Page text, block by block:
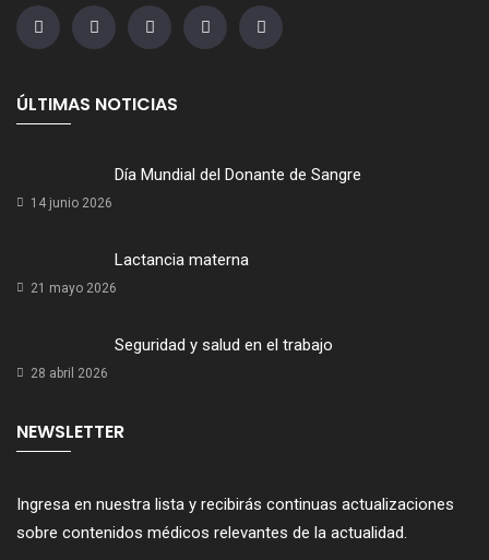
ÚLTIMAS NOTICIAS
Día Mundial del Donante de Sangre
14 junio 2026
Lactancia materna
21 mayo 2026
Seguridad y salud en el trabajo
28 abril 2026
NEWSLETTER
Ingresa en nuestra lista y recibirás continuas actualizaciones
sobre contenidos médicos relevantes de la actualidad.